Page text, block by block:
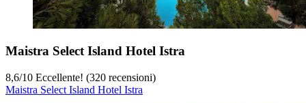
Maistra Select Island Hotel Istra
8,6/10 Eccellente! (320 recensioni)
Maistra Select Island Hotel Istra